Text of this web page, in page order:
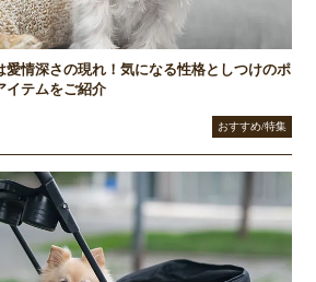
愛情深さの現れ！気になる性格としつけのポ
イテムをご紹介
おすすめ/特集